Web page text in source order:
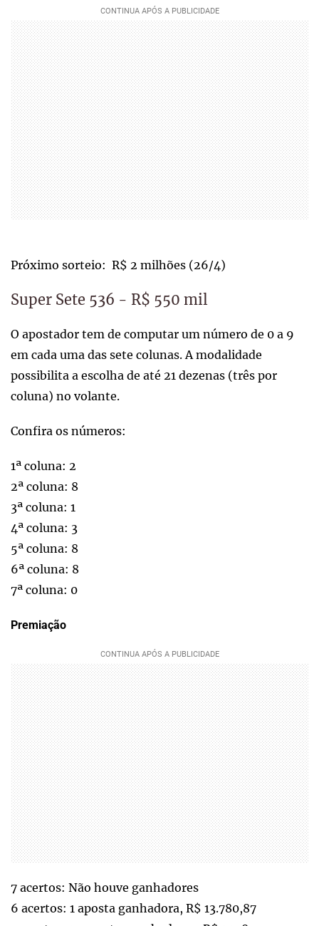
Próximo sorteio: R$ 2 milhões (26/4)
Super Sete 536 - R$ 550 mil
O apostador tem de computar um número de 0 a 9
em cada uma das sete colunas. A modalidade
possibilita a escolha de até 21 dezenas (três por
coluna) no volante.
Confira os números:
1ª coluna: 2
2ª coluna: 8
3ª coluna: 1
4ª coluna: 3
5ª coluna: 8
6ª coluna: 8
7ª coluna: 0
Premiação
7 acertos: Não houve ganhadores
6 acertos: 1 aposta ganhadora, R$ 13.780,87